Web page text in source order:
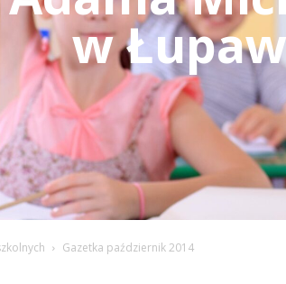
w
Gazetka październik 2014